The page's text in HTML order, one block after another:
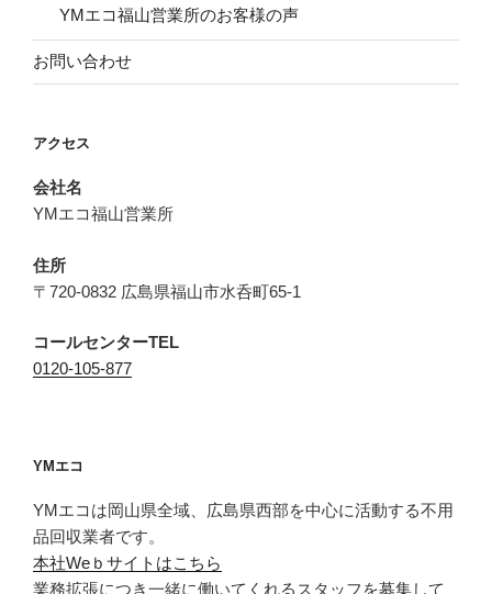
YMエコ福山営業所のお客様の声
お問い合わせ
アクセス
会社名
YMエコ福山営業所
住所
〒720-0832 広島県福山市水呑町65-1
コールセンターTEL
0120-105-877
YMエコ
YMエコは岡山県全域、広島県西部を中心に活動する不用
品回収業者です。
本社Weｂサイトはこちら
業務拡張につき一緒に働いてくれるスタッフを募集して